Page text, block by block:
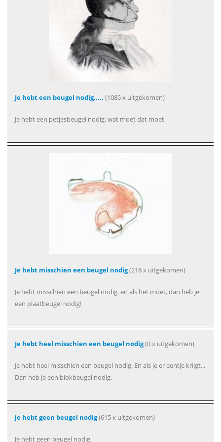
Je hebt een beugel nodig..... (1085 x uitgekomen)
Je hebt een petjesbeugel nodig. wat moet dat moet
Je hebt misschien een beugel nodig(218 x uitgekomen)
Je hebt misschien een beugel nodig. en als het moet, dan heb je
een plaatbeugel nodig!
Je hebt heel misschien een beugel nodig(0 x uitgekomen)
Je hebt heel misschien een beugel nodig. En als je er eentje krijgt...
Dan heb je een blokbeugel nodig.
je hebt geen beugel nodig(615 x uitgekomen)
Je hebt geen beugel nodig